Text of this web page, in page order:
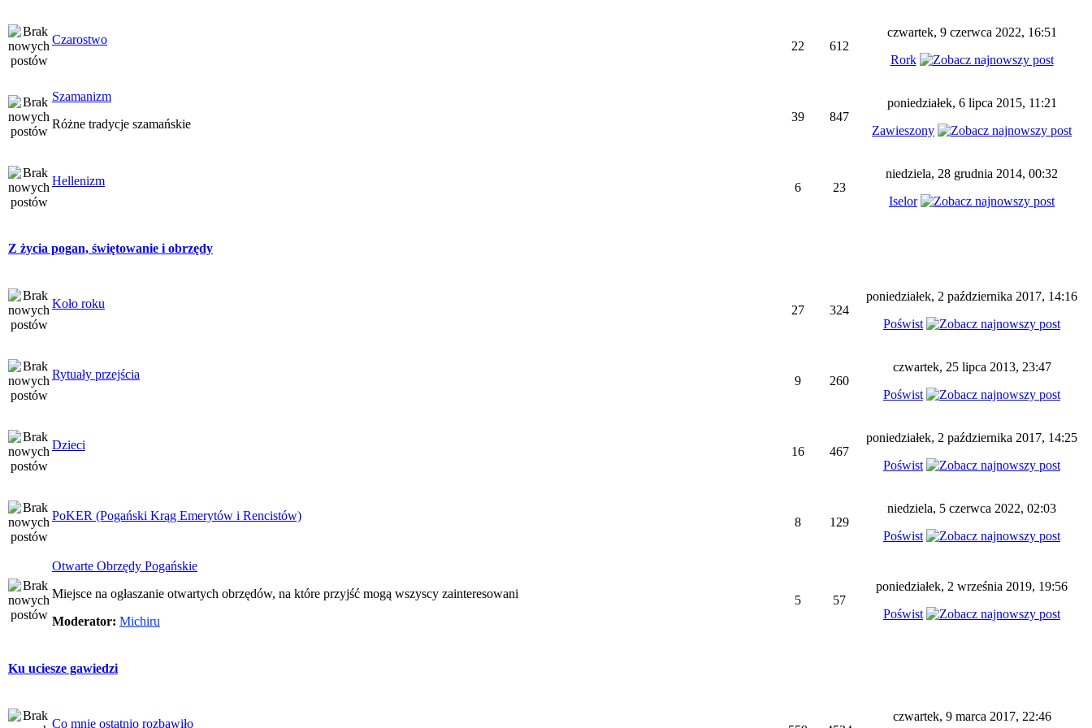
Czarostwo 22 612
czwartek, 9 czerwca 2022, 16:51
Rork
Szamanizm
Różne tradycje szamańskie
39 847
poniedziałek, 6 lipca 2015, 11:21
Zawieszony
Hellenizm 6 23
niedziela, 28 grudnia 2014, 00:32
Iselor
Z życia pogan, świętowanie i obrzędy
Koło roku 27 324
poniedziałek, 2 października 2017, 14:16
Poświst
Rytuały przejścia 9 260
czwartek, 25 lipca 2013, 23:47
Poświst
Dzieci 16 467
poniedziałek, 2 października 2017, 14:25
Poświst
PoKER (Pogański Krąg Emerytów i Rencistów) 8 129
niedziela, 5 czerwca 2022, 02:03
Poświst
Otwarte Obrzędy Pogańskie
Miejsce na ogłaszanie otwartych obrzędów, na które przyjść mogą wszyscy zainteresowani
Moderator: Michiru
5 57
poniedziałek, 2 września 2019, 19:56
Poświst
Ku uciesze gawiedzi
Co mnie ostatnio rozbawiło
czwartek, 9 marca 2017, 22:46